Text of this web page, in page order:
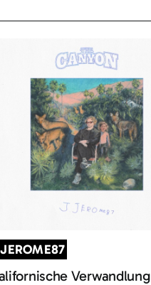
Verwandlung